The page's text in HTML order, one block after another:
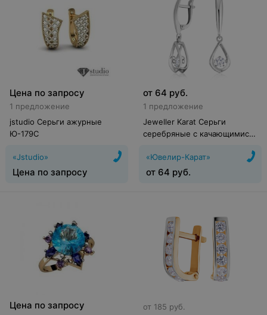
Цена по запросу
1 предложение
jstudio Серьги ажурные
Ю-179С
«Jstudio»
Цена по запросу
от 64 руб.
1 предложение
Jeweller Karat Серьги
серебряные с качающимися
«Ювелир-Карат»
от 64 руб.
Цена по запросу от 185 руб.